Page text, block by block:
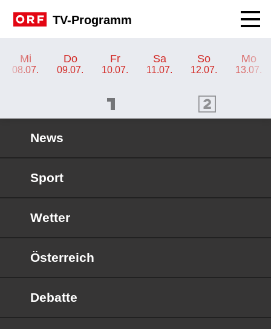
TV-Programm
Mi
08.07.
Do
09.07.
Fr
10.07.
Sa
11.07.
So
12.07.
Mo
13.07.
ORF 2 Programm
News
Sport
Wetter
Österreich
Debatte